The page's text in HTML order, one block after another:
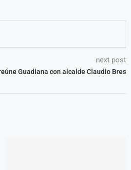
next post
Guadiana con alcalde Claudio Bres